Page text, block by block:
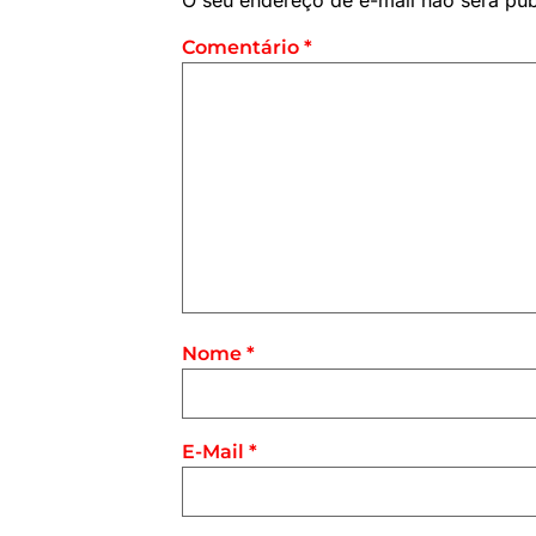
Comentário *
Nome *
E-Mail *